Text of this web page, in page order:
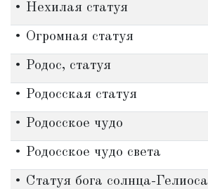
• Нехилая статуя
• Огромная статуя
• Родос, статуя
• Родосская статуя
• Родосское чудо
• Родосское чудо света
• Статуя бога солнца-Гелиоса